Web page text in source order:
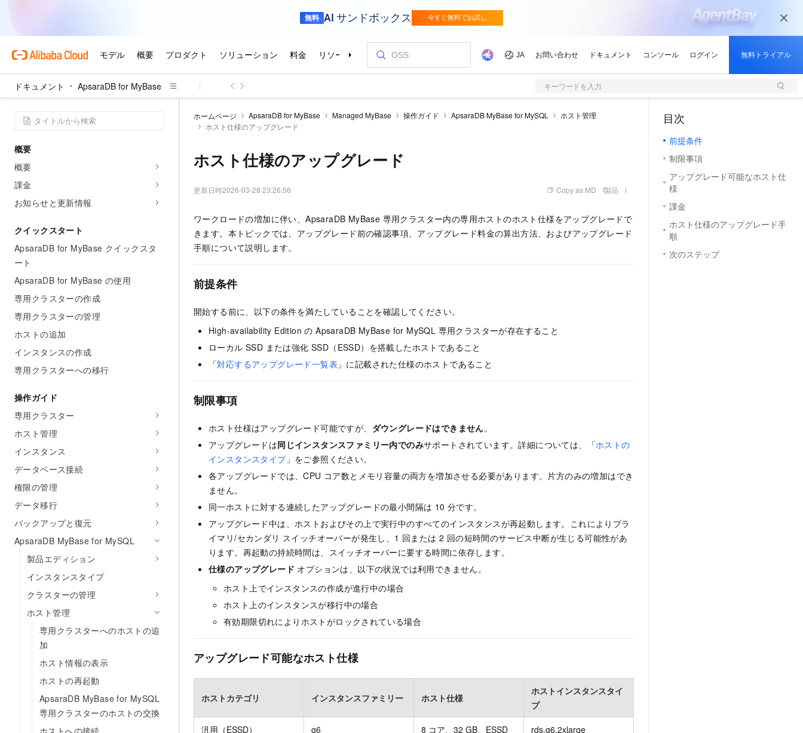
ドキュメント ApsaraDB for MyBase キーワードを入力
概要
概要
課金
お知らせと更新情報
クイックスタート
ApsaraDB for MyBase クイックスタ
ート
ApsaraDB for MyBase の使用
専用クラスターの作成
専用クラスターの管理
ホストの追加
インスタンスの作成
専用クラスターへの移行
操作ガイド
専用クラスター
ホスト管理
インスタンス
データベース接続
権限の管理
データ移行
バックアップと復元
ApsaraDB MyBase for MySQL
製品エディション
インスタンスタイプ
クラスターの管理
ホスト管理
専用クラスターへのホストの追
加
ホスト情報の表示
ホストの再起動
ApsaraDB MyBase for MySQL
専用クラスターのホストの交換
ホストへの接続
ホームページ ApsaraDB for MyBase Managed MyBase 操作ガイド ApsaraDB MyBase for MySQL
ホスト管理
ホスト仕様のアップグレード
ホスト仕様のアップグレード
更新日時2026-03-28 23:26:56 Copy as MD 製品
ワークロードの増加に伴い、ApsaraDB MyBase 専用クラスター内の専用ホストのホスト仕様をアップグレードで
きます。本トピックでは、アップグレード前の確認事項、アップグレード料金の算出方法、およびアップグレード
手順について説明します。
前提条件
開始する前に、以下の条件を満たしていることを確認してください。
High-availability Edition の ApsaraDB MyBase for MySQL 専用クラスターが存在すること
ローカル SSD または強化 SSD（ESSD）を搭載したホストであること
「対応するアップグレード一覧表 」に記載された仕様のホストであること
制限事項
ホスト仕様はアップグレード可能ですが、 ダウングレードはできません。
アップグレードは同じインスタンスファミリー内でのみサポートされています。詳細については、「ホストの
インスタンスタイプ」をご参照ください。
各アップグレードでは、CPU コア数とメモリ容量の両方を増加させる必要があります。片方のみの増加はでき
ません。
同一ホストに対する連続したアップグレードの最小間隔は 10 分です。
アップグレード中は、ホストおよびその上で実行中のすべてのインスタンスが再起動します。これによりプラ
イマリ/セカンダリ スイッチオーバーが発生し、1 回または 2 回の短時間のサービス中断が生じる可能性があ
ります。再起動の持続時間は、スイッチオーバーに要する時間に依存します。
仕様のアップグレード オプションは、以下の状況では利用できません。
ホスト上でインスタンスの作成が進行中の場合
ホスト上のインスタンスが移行中の場合
有効期限切れによりホストがロックされている場合
アップグレード可能なホスト仕様
ホストカテゴリ インスタンスファミリー ホスト仕様
ホストインスタンスタイ
プ
汎用（ESSD） g6 8 コア、32 GB、ESSD rds.g6.2xlarge
目次
前提条件
制限事項
アップグレード可能なホスト仕
様
課金
ホスト仕様のアップグレード手
順
次のステップ